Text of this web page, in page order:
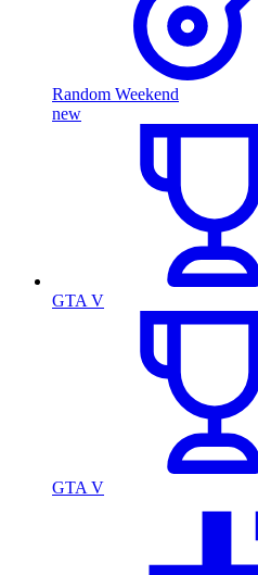
Random Weekend
new
GTA V
GTA V